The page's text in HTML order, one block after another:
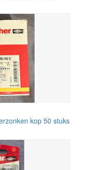
kop 50 stuks